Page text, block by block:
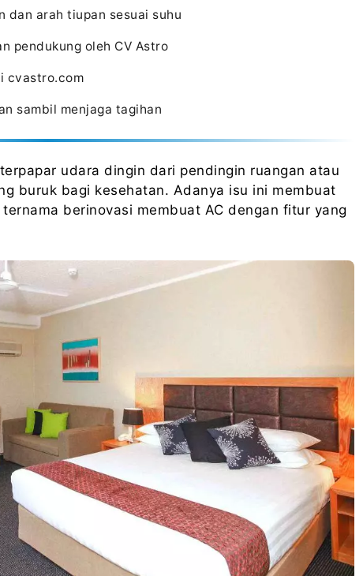
dan arah tiupan sesuai suhu
pendukung oleh CV Astro
cvastro.com
sambil menjaga tagihan
udara dingin dari pendingin ruangan atau
buruk bagi kesehatan. Adanya isu ini membuat
berinovasi membuat AC dengan fitur yang